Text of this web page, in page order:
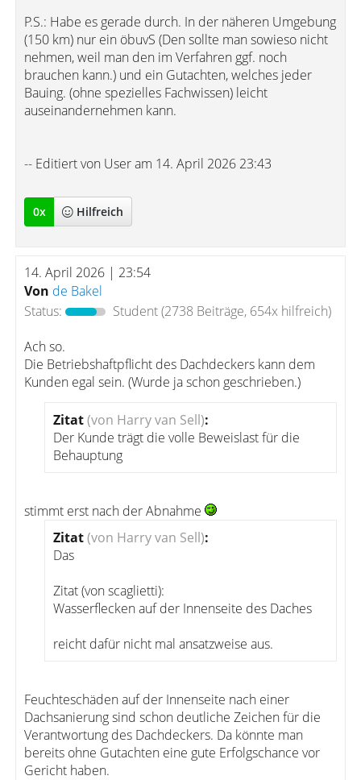
P.S.: Habe es gerade durch. In der näheren Umgebung
(150 km) nur ein öbuvS (Den sollte man sowieso nicht
nehmen, weil man den im Verfahren ggf. noch
brauchen kann.) und ein Gutachten, welches jeder
Bauing. (ohne spezielles Fachwissen) leicht
auseinandernehmen kann.
-- Editiert von User am 14. April 2026 23:43
0x Hilfreich
14. April 2026 | 23:54
Von de Bakel
Status:
Student(2738 Beiträge, 654x hilfreich)
Ach so.
Die Betriebshaftpflicht des Dachdeckers kann dem
Kunden egal sein. (Wurde ja schon geschrieben.)
Zitat(von Harry van Sell):
Der Kunde trägt die volle Beweislast für die
Behauptung
stimmt erst nach der Abnahme
Zitat(von Harry van Sell):
Das
Zitat (von scaglietti):
Wasserflecken auf der Innenseite des Daches
reicht dafür nicht mal ansatzweise aus.
Feuchteschäden auf der Innenseite nach einer
Dachsanierung sind schon deutliche Zeichen für die
Verantwortung des Dachdeckers. Da könnte man
bereits ohne Gutachten eine gute Erfolgschance vor
Gericht haben.